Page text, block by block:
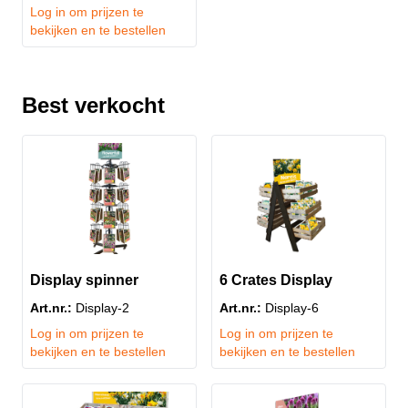
Log in om prijzen te
bekijken en te bestellen
Best verkocht
Display spinner
Art.nr.: Display-2
Log in om prijzen te
bekijken en te bestellen
6 Crates Display
Art.nr.: Display-6
Log in om prijzen te
bekijken en te bestellen